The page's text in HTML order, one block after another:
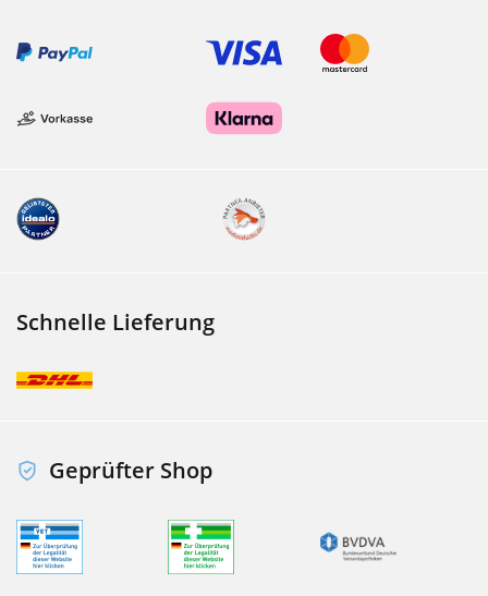
Schnelle Lieferung
Geprüfter Shop